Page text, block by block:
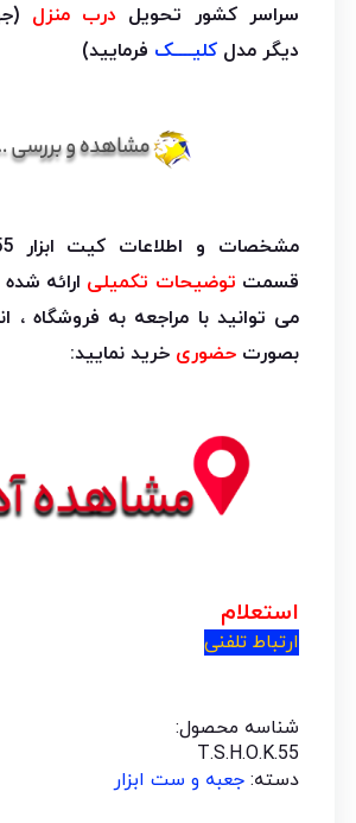
سراسر کشور تحویل درب منزل
دیگر مدل کلیــــک فرمایید)
قسمت توضیحات تکمیلی ارائه
می توانید با مراجعه به فروشگاه ،
بصورت حضوری خرید نمایید:
استعلام
ارتباط تلفنی
شناسه محصول:
T.S.H.O.K.55
دسته: جعبه و ست ابزار